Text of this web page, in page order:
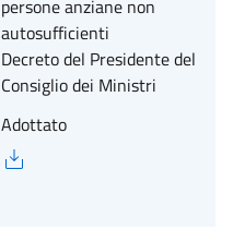
persone anziane non
autosufficienti
Decreto del Presidente del
Consiglio dei Ministri
Adottato